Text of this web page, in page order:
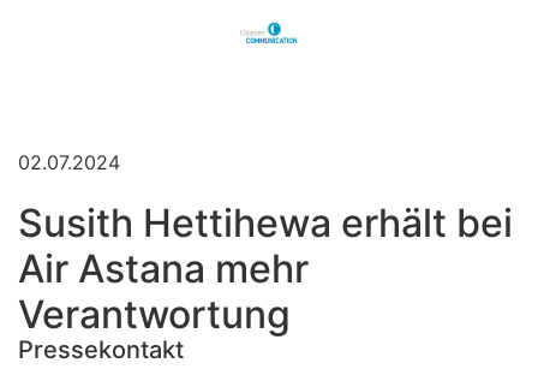
02.07.2024
Susith Hettihewa erhält bei
Air Astana mehr
Verantwortung
Pressekontakt